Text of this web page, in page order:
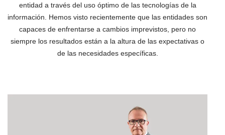
entidad a través del uso óptimo de las tecnologías de la
información. Hemos visto recientemente que las entidades son
capaces de enfrentarse a cambios imprevistos, pero no
siempre los resultados están a la altura de las expectativas o
de las necesidades específicas.